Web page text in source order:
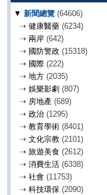
▼ 新聞總覽 (64606)
⇢ 健康醫藥 (6234)
⇢ 兩岸 (642)
⇢ 國防警政 (15318)
⇢ 國際 (222)
⇢ 地方 (2035)
⇢ 娛樂影劇 (807)
⇢ 房地產 (689)
⇢ 政治 (1295)
⇢ 教育學術 (8401)
⇢ 文化宗教 (2101)
⇢ 旅遊美食 (2612)
⇢ 消費生活 (6338)
⇢ 社會 (11753)
⇢ 科技環保 (2090)